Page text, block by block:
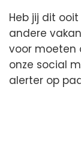
Heb jij dit
andere
voor moeten
onze social
alerter op